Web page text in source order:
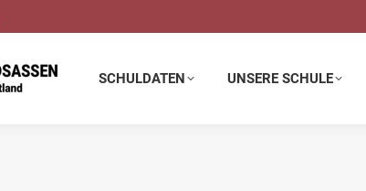
SCHULDATEN UNSERE SCHULE